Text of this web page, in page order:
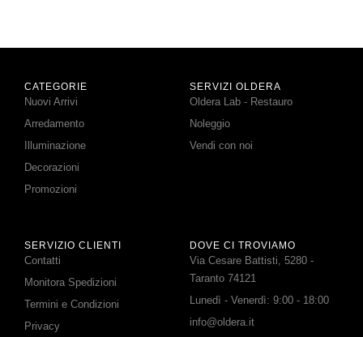
CATEGORIE
Nuovi Arrivi
Arredamento
Illuminazione
Decorazioni
Promozioni
SERVIZI OLDERA
Oldera Lab - Restauro
Noleggio
Vendi con noi
SERVIZIO CLIENTI
Contatti
Monitora Spedizioni
Termini e Condizioni
Privacy
DOVE CI TROVIAMO
Via Cesare Battisti, 5280 -
Taranto 74121
Lunedì - Venerdì: 9:00 - 18:00
info@oldera.it